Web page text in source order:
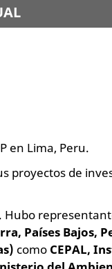
en Lima, Peru.
proyectos de
. Hubo
Países Bajos,
como CEPAL,